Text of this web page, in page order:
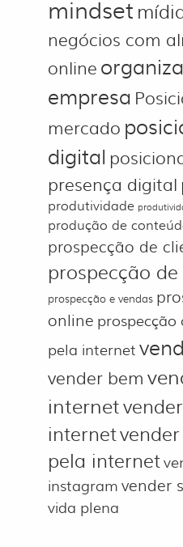
mindset
negócios com
online
empresa
mercado
digital
presença digital
produtividade
produção de
prospecção de
prospecção
prospecção e vendas
online prospecção
pela internet
vender bem
internet
internet
pela internet
instagram vender
vida plena